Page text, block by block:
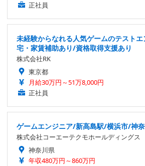
正社員
未経験からなれる人気ゲームのテスト
宅・家賃補助あり/資格取得支援あり
株式会社RK
東京都
月給30万円～51万8,000円
正社員
ゲームエンジニア/新高島駅/横浜市/神
株式会社コーエーテクモホールディングス
神奈川県
年収480万円～860万円